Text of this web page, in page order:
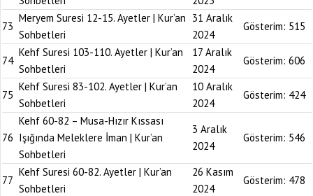
73
Meryem Suresi 12-15. Ayetler | Kur’an
Sohbetleri
31 Aralık
2024
Gösterim: 515
74
Kehf Suresi 103-110. Ayetler | Kur’an
Sohbetleri
17 Aralık
2024
Gösterim: 606
75
Kehf Suresi 83-102. Ayetler | Kur’an
Sohbetleri
10 Aralık
2024
Gösterim: 424
76
Kehf 60-82 – Musa-Hızır Kıssası
Işığında Meleklere İman | Kur’an
Sohbetleri
3 Aralık
2024
Gösterim: 546
77
Kehf Suresi 60-82. Ayetler | Kur’an
Sohbetleri
26 Kasım
2024
Gösterim: 478